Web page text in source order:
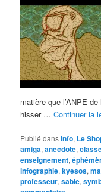
matière que l’ANPE
hisser …Continuer la
Publié dansInfo, Le
amiga,anecdote,
enseignement,
infographie,kyesos,
professeur,sable,